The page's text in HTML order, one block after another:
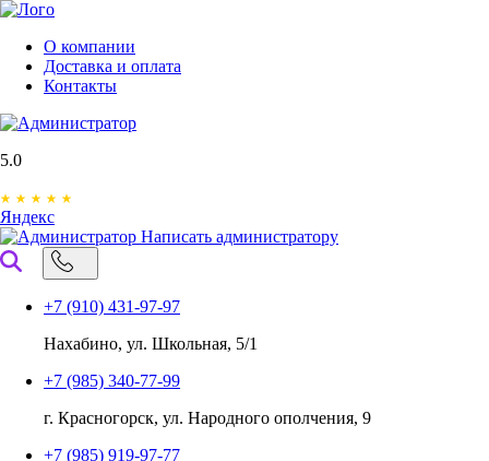
О компании
Доставка и оплата
Контакты
5.0
Яндекс
Написать администратору
+7 (910) 431-97-97
Нахабино, ул. Школьная, 5/1
+7 (985) 340-77-99
г. Красногорск, ул. Народного ополчения, 9
+7 (985) 919-97-77